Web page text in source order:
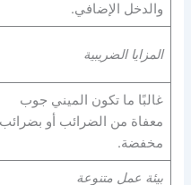
والدخل الإضافي.
المزايا الضريبية
غالبًا ما تكون الميني جوب
معفاة من الضرائب أو بضرائب
مخفضة.
بيئة عمل متنوعة